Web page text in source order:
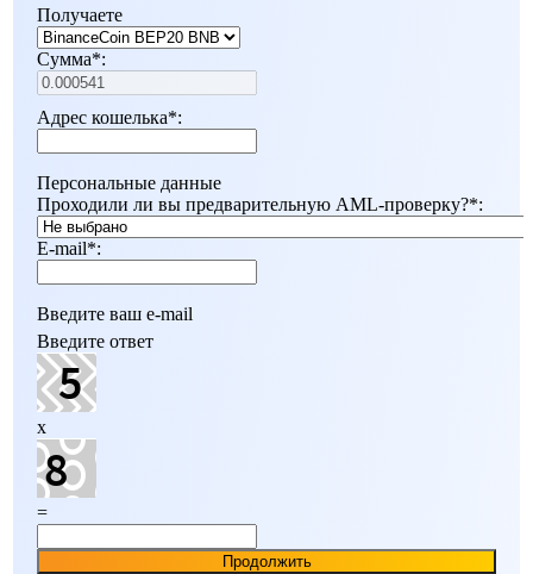
Получаете
Сумма*:
Адрес кошелька*:
Персональные данные
Проходили ли вы предварительную AML-проверку?*:
E-mail*:
Введите ваш e-mail
Введите ответ
x
=